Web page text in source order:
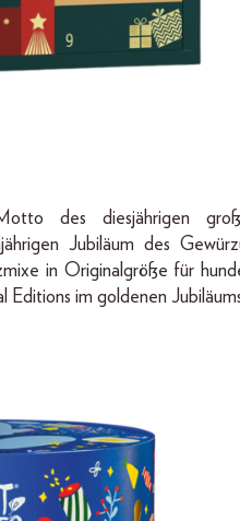
des diesjährigen
Jubiläum des
in Originalgröße für
im goldenen